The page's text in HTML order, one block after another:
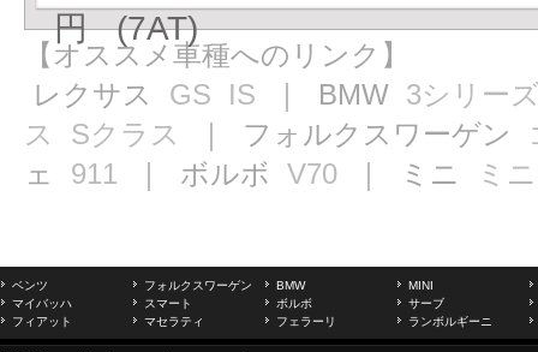
円 (7AT)
【オススメ車種へのリンク】
レクサス GS IS ｜ BMW 3シリー
ス
Sクラス ｜ フォルクスワーゲン
ェ 911 ｜ ボルボ V70 ｜ ミニ ミニ
ベンツ フォルクスワーゲン BMW
MINI
マイバッハ
スマート ボルボ
サーブ
フィアット
マセラティ フェラーリ ランボルギーニ